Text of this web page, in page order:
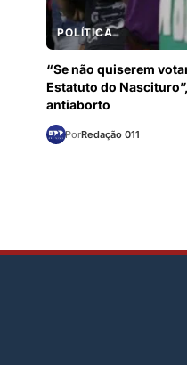
POLÍTICA
“Se não quiserem
Estatuto do
antiaborto
PorRedação 011